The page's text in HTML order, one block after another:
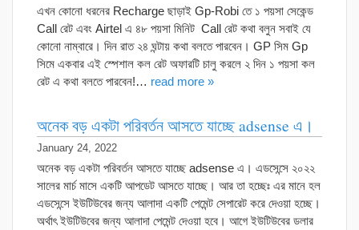
এখন কোনো ধরনের Recharge ছাড়াই Gp-Robi তে ১ পয়সা সেকেন্ড
Call রেট এবং Airtel এ ৪৮ পয়সা মিনিট Call রেট কথা বলুন সবাই যে
কোনো নাম্বারে। দিন রাত ২৪ ঘন্টায় কথা বলতে পারবেন। GP সিম Gp
সিমে একবার এই স্পেশাল কল রেট অফারটি চালু করলে ২ দিন ১ পয়সা কল
রেট এ কথা বলতে পারবেন!… read more »
অনেক বড় একটা পরিবর্তন আসতে যাচ্ছে adsense এ।
January 24, 2022
অনেক বড় একটা পরিবর্তন আসতে যাচ্ছে adsense এ। এডসেন্সে ২০২২
সালের মার্চ মাসে একটি আপডেট আসতে যাচ্ছে। আর তা হচ্ছেঃ এর মানে হল
এডসেন্সে ইউটিউবের জন্য আলাদা একটি পেমেন্ট সেপারেট করে দেওয়া হচ্ছে।
অর্থাৎ ইউটিউবের জন্য আলাদা পেমেন্ট দেওয়া হবে। আগে ইউটিউবের ডলার